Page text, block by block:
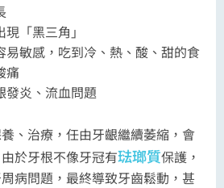
「黑三角」
易敏感，吃到冷、熱、酸、甜的食
痛
發炎、流血問題
、治療，任由牙齦繼續萎縮，會
於牙根不像牙冠有琺瑯質保護，
病問題，最終導致牙齒鬆動，甚